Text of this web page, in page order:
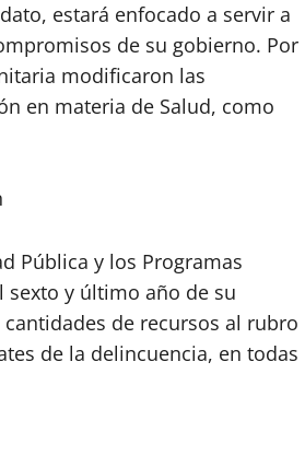
estará enfocado a servir a
de su gobierno. Por
modificaron las
en materia de Salud, como
Pública y los Programas
sexto y último año de su
de recursos al rubro
de la delincuencia, en todas